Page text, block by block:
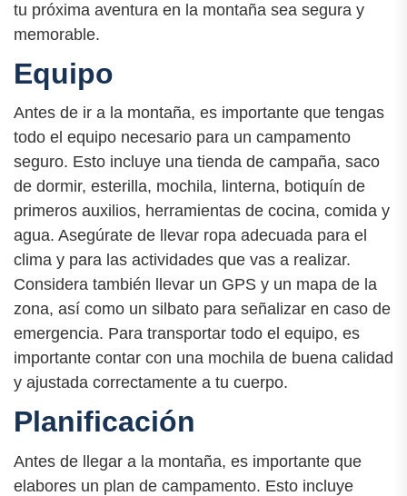
tu próxima aventura en la montaña sea segura y
memorable.
Equipo
Antes de ir a la montaña, es importante que tengas
todo el equipo necesario para un campamento
seguro. Esto incluye una tienda de campaña, saco
de dormir, esterilla, mochila, linterna, botiquín de
primeros auxilios, herramientas de cocina, comida y
agua. Asegúrate de llevar ropa adecuada para el
clima y para las actividades que vas a realizar.
Considera también llevar un GPS y un mapa de la
zona, así como un silbato para señalizar en caso de
emergencia. Para transportar todo el equipo, es
importante contar con una mochila de buena calidad
y ajustada correctamente a tu cuerpo.
Planificación
Antes de llegar a la montaña, es importante que
elabores un plan de campamento. Esto incluye